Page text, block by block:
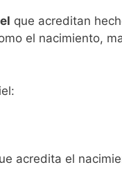
que acreditan
el nacimiento,
acredita el